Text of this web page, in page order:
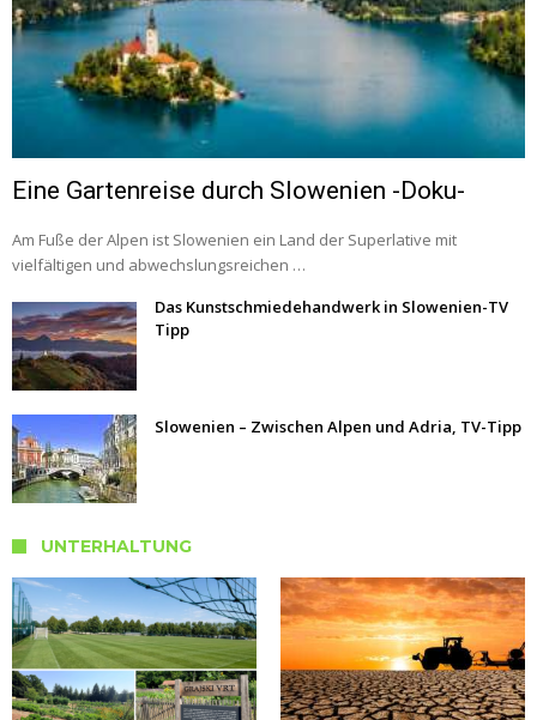
Eine Gartenreise durch Slowenien -Doku-
Am Fuße der Alpen ist Slowenien ein Land der Superlative mit
vielfältigen und abwechslungsreichen …
Das Kunstschmiedehandwerk in Slowenien-TV
Tipp
Slowenien – Zwischen Alpen und Adria, TV-Tipp
UNTERHALTUNG